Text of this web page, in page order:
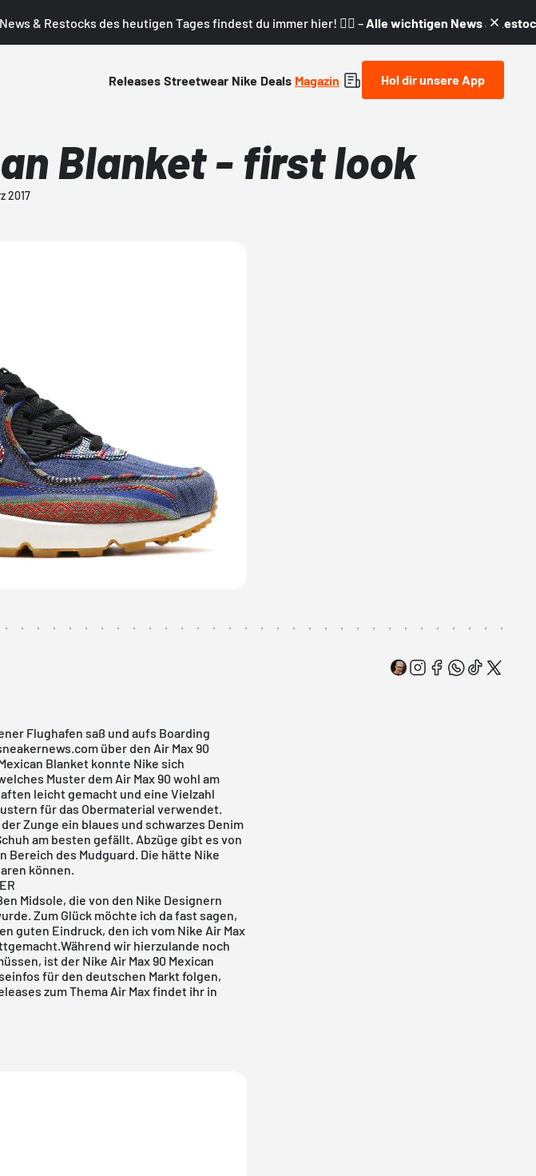
& Restocks des heutigen Tages findest du immer hier! 👇🏼 – Alle wichtigen News &
Releases Streetwear Nike Deals Magazin Hol dir unsere App
Blanket - first look
2017
Flughafen saß und aufs Boarding
über den Air Max 90
Blanket konnte Nike sich
Muster dem Air Max 90 wohl am
leicht gemacht und eine Vielzahl
für das Obermaterial verwendet.
Zunge ein blaues und schwarzes Denim
am besten gefällt. Abzüge gibt es von
Bereich des Mudguard. Die hätte Nike
können.
Midsole, die von den Nike Designern
Zum Glück möchte ich da fast sagen,
guten Eindruck, den ich vom Nike Air Max
wir hierzulande noch
ist der Nike Air Max 90 Mexican
für den deutschen Markt folgen,
zum Thema Air Max findet ihr in